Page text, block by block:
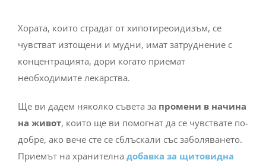
Хората, които страдат от хипотиреоидизъм, се
чувстват изтощени и мудни, имат затруднение с
концентрацията, дори когато приемат
необходимите лекарства.
Ще ви дадем няколко съвета за промени в начина
на живот, които ще ви помогнат да се чувствате по-
добре, ако вече сте се сблъскали със заболяването.
Приемът на хранителна добавка за щитовидна